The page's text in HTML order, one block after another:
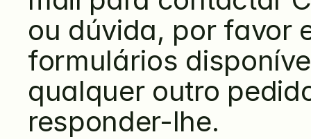
ou dúvida, por favor
formulários
qualquer outro
responder-lhe.